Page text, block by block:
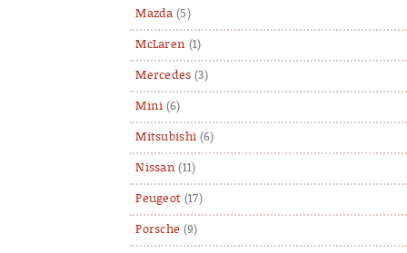
Mazda (5)
McLaren (1)
Mercedes (3)
Mini (6)
Mitsubishi (6)
Nissan (11)
Peugeot (17)
Porsche (9)